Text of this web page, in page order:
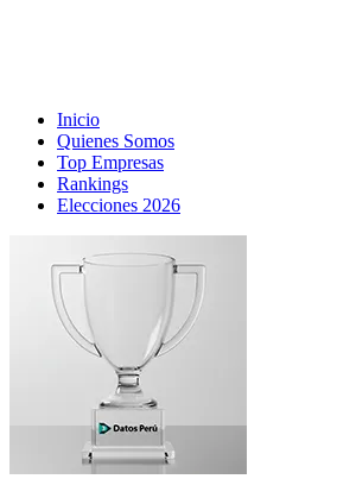
Inicio
Quienes Somos
Top Empresas
Rankings
Elecciones 2026